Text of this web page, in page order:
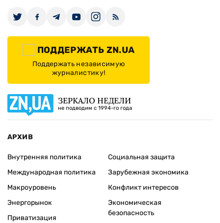
ПОДДЕРЖАТЬ ZN.UA
Поддержать независимую
журналистику!
ЗЕРКАЛО НЕДЕЛИ
не подводим с 1994-го года
АРХИВ
Внутренняя политика
Международная политика
Макроуровень
Энергорынок
Приватизация
Социальная защита
Зарубежная экономика
Конфликт интересов
Экономическая
безопасность